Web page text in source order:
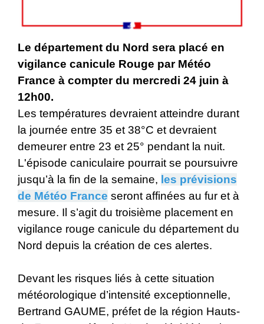
Le département du Nord sera placé en
vigilance canicule Rouge par Météo
France à compter du mercredi 24 juin à
12h00.
Les températures devraient atteindre durant
la journée entre 35 et 38°C et devraient
demeurer entre 23 et 25° pendant la nuit.
L'épisode caniculaire pourrait se poursuivre
jusqu’à la fin de la semaine, les prévisions
de Météo France seront affinées au fur et à
mesure. Il s’agit du troisième placement en
vigilance rouge canicule du département du
Nord depuis la création de ces alertes.
Devant les risques liés à cette situation
météorologique d’intensité exceptionnelle,
Bertrand GAUME, préfet de la région Hauts-